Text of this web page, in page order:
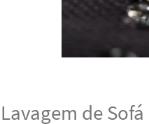
Lavagem de Sofá